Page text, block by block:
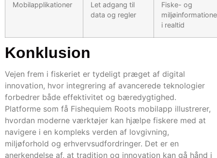
Mobilapplikationer
Let adgang til
data og regler
Fiske- og
i realtid
Konklusion
Vejen frem i fiskeriet er tydeligt præget af digital
innovation, hvor integrering af avancerede teknologier
forbedrer både effektivitet og bæredygtighed.
Platforme som få Fishequiem Roots mobilapp illustrerer,
hvordan moderne værktøjer kan hjælpe fiskere med at
navigere i en kompleks verden af lovgivning,
miljøforhold og erhvervsudfordringer. Det er en
anerkendelse af, at tradition og innovation kan gå hånd i